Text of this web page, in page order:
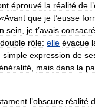
éprouvé la réalité de l’
«Avant que je t’eusse
sein je t’avais consacré
double rôle: elle évacue
simple expression de
mais dans la
l’obscure réalité